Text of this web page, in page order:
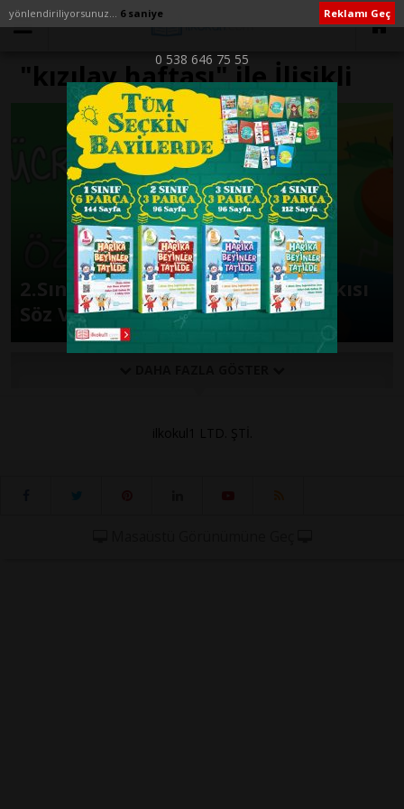
yönlendiriliyorsunuz... 6 saniye Reklamı Geç
0 538 646 75 55
"kızılay haftası" ile İlişikli
yazılar
2.Sınıf Müzik Kitabı KIZILAY Şarkısı
Söz Ve Müzikleri